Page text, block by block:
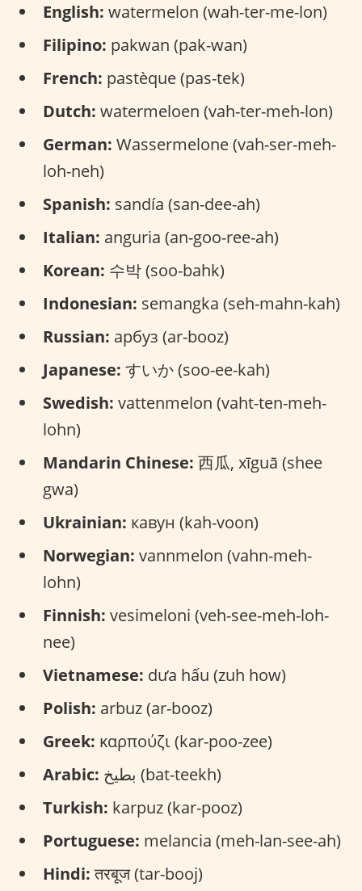
English: watermelon (wah-ter-me-lon)
Filipino: pakwan (pak-wan)
French: pastèque (pas-tek)
Dutch: watermeloen (vah-ter-meh-lon)
German: Wassermelone (vah-ser-meh-
loh-neh)
Spanish: sandía (san-dee-ah)
Italian: anguria (an-goo-ree-ah)
Korean: 수박 (soo-bahk)
Indonesian: semangka (seh-mahn-kah)
Russian: арбуз (ar-booz)
Japanese: すいか (soo-ee-kah)
Swedish: vattenmelon (vaht-ten-meh-
lohn)
Mandarin Chinese: 西瓜, xīguā (shee
gwa)
Ukrainian: кавун (kah-voon)
Norwegian: vannmelon (vahn-meh-
lohn)
Finnish: vesimeloni (veh-see-meh-loh-
nee)
Vietnamese: dưa hấu (zuh how)
Polish: arbuz (ar-booz)
Greek: καρπούζι (kar-poo-zee)
Arabic:
بطيخ (bat-teekh)
Turkish: karpuz (kar-pooz)
Portuguese: melancia (meh-lan-see-ah)
Hindi:तरबूज (tar-booj)